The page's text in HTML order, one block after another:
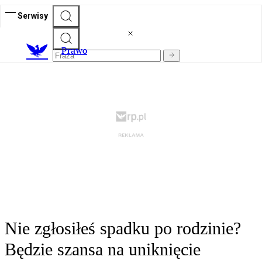
Serwisy
Prawo
Nie zgłosiłeś spadku po rodzinie?
Będzie szansa na uniknięcie